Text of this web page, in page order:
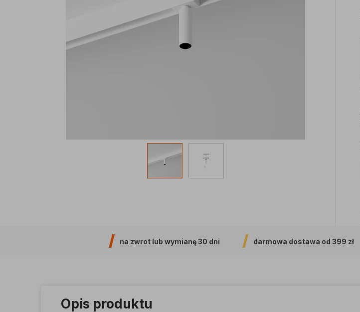
na zwrot lub wymianę30 dni darmowa dostawa od 399 zł
Opis produktu